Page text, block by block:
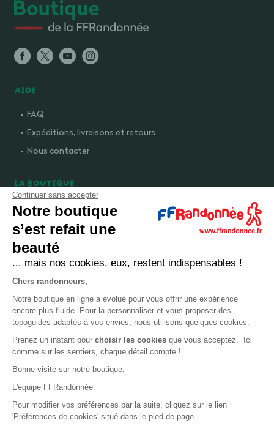
AIDE
FAQ
Expéditions, livraisons et retours
Nous contacter
LA BOUTIQUE
Qui sommes-nous ?
Comment devenir adhérent ?
Mentions légales
CGV et politique de confidentialité
Cookies
LA FÉDÉRATION
FFRandonnée
Mon GR
Faire un don
Bénévoles
Formation
Continuer sans accepter
Notre boutique
s’est refait une
beauté
... mais nos cookies, eux, restent indispensables !
Chers randonneurs,
Notre boutique en ligne a évolué pour vous offrir une expérience
encore plus fluide. Pour la personnaliser et vous proposer des
topoguides adaptés à vos envies, nous utilisons quelques cookies.
Prenez un instant pour choisir les cookies que vous acceptez. Ici
comme sur les sentiers, chaque détail compte !
Bonne visite sur notre boutique,
L'équipe FFRandonnée
Pour modifier vos préférences par la suite, cliquez sur le lien
'Préférences de cookies' situé dans le pied de page.